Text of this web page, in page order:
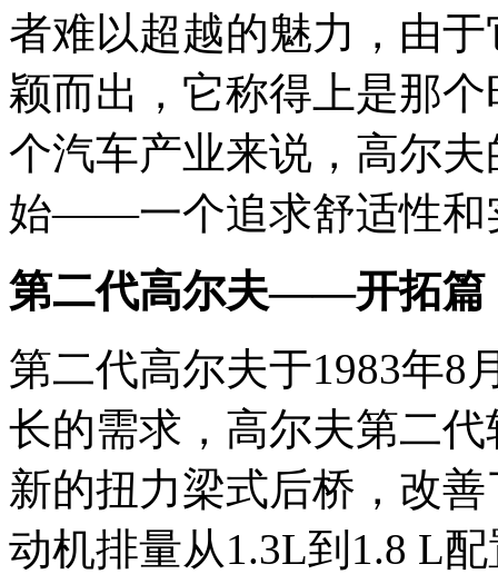
者难以超越的魅力，由
颖而出，它称得上是那
个汽车产业来说，高尔
始——一个追求舒适性和
第二代高尔夫——开拓篇
第二代高尔夫于1983年8
长的需求，高尔夫第二
新的扭力梁式后桥，改
动机排量从1.3L到1.8 L